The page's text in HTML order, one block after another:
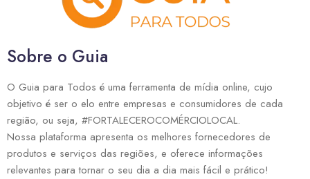
Sobre o Guia
O Guia para Todos é uma ferramenta de mídia online, cujo
objetivo é ser o elo entre empresas e consumidores de cada
região, ou seja, #FORTALECEROCOMÉRCIOLOCAL.
Nossa plataforma apresenta os melhores fornecedores de
produtos e serviços das regiões, e oferece informações
relevantes para tornar o seu dia a dia mais fácil e prático!